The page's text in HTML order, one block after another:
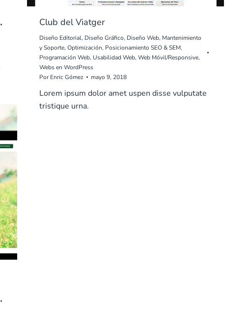
Club del Viatger
Diseño Editorial, Diseño Gráfico, Diseño Web, Mantenimiento
y Soporte, Optimización, Posicionamiento SEO & SEM,
Programación Web, Usabilidad Web, Web Móvil/Responsive,
Webs en WordPress
PorEnric Gómez mayo 9, 2018
Lorem ipsum dolor amet uspen disse vulputate
tristique urna.